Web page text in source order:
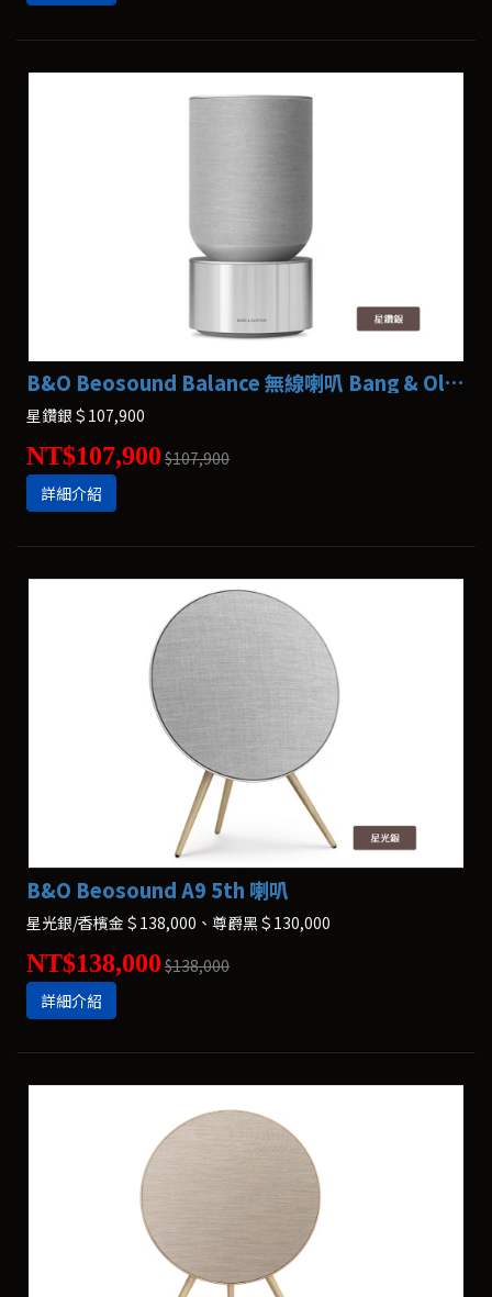
B&O Beosound Balance 無線喇叭 Bang & Olufsen
星鑽銀＄107,900
NT$107,900 $107,900
詳細介紹
B&O Beosound A9 5th 喇叭
星光銀/香檳金＄138,000、尊爵黑＄130,000
NT$138,000 $138,000
詳細介紹